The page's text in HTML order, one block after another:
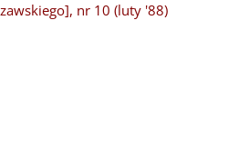
nr 10 (luty '88)